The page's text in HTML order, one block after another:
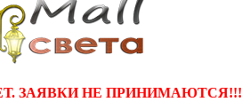
ЗАЯВКИ НЕ ПРИНИМАЮТСЯ!!!